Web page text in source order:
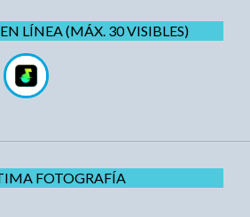
LÍNEA (MÁX. 30 VISIBLES)
FOTOGRAFÍA